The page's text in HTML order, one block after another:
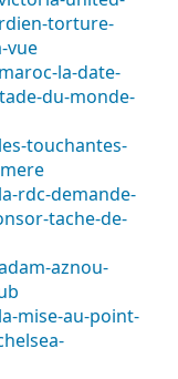
torture-
vue
la-date-
du-monde-
touchantes-
rdc-demande-
tache-de-
aznou-
mise-au-point-